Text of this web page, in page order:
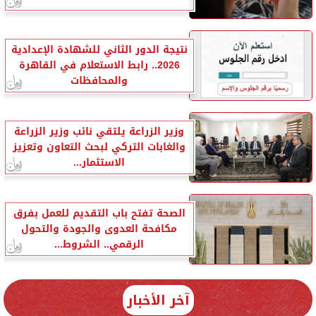
نتيجة الدور الثاني للشهادة الإعدادية
2026.. رابط الاستعلام في القاهرة
والمحافظات
وزير الزراعة يلتقي نائب وزير الزراعة
والغابات التركي لبحث التعاون وتعزيز
الاستثمار...
الصحة تفتح باب التقديم للعمل بفرق
مكافحة العدوى والجودة والتحول
الرقمي.. الشروط...
آخر الأخبار